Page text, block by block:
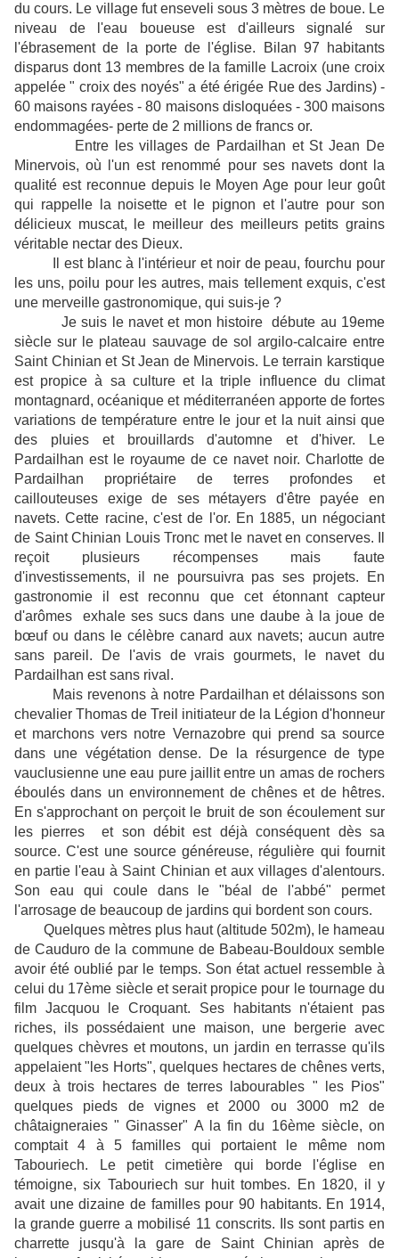
du cours. Le village fut enseveli sous 3 mètres de boue. Le
niveau de l'eau boueuse est d'ailleurs signalé sur
l'ébrasement de la porte de l'église. Bilan 97 habitants
disparus dont 13 membres de la famille Lacroix (une croix
appelée " croix des noyés" a été érigée Rue des Jardins) -
60 maisons rayées - 80 maisons disloquées - 300 maisons
endommagées- perte de 2 millions de francs or.
Entre les villages de Pardailhan et St Jean De
Minervois, où l'un est renommé pour ses navets dont la
qualité est reconnue depuis le Moyen Age pour leur goût
qui rappelle la noisette et le pignon et l'autre pour son
délicieux muscat, le meilleur des meilleurs petits grains
véritable nectar des Dieux.
Il est blanc à l'intérieur et noir de peau, fourchu pour
les uns, poilu pour les autres, mais tellement exquis, c'est
une merveille gastronomique, qui suis-je ?
Je suis le navet et mon histoire débute au 19eme
siècle sur le plateau sauvage de sol argilo-calcaire entre
Saint Chinian et St Jean de Minervois. Le terrain karstique
est propice à sa culture et la triple influence du climat
montagnard, océanique et méditerranéen apporte de fortes
variations de température entre le jour et la nuit ainsi que
des pluies et brouillards d'automne et d'hiver. Le
Pardailhan est le royaume de ce navet noir. Charlotte de
Pardailhan propriétaire de terres profondes et
caillouteuses exige de ses métayers d'être payée en
navets. Cette racine, c'est de l'or. En 1885, un négociant
de Saint Chinian Louis Tronc met le navet en conserves. Il
reçoit plusieurs récompenses mais faute
d'investissements, il ne poursuivra pas ses projets. En
gastronomie il est reconnu que cet étonnant capteur
d'arômes exhale ses sucs dans une daube à la joue de
bœuf ou dans le célèbre canard aux navets; aucun autre
sans pareil. De l'avis de vrais gourmets, le navet du
Pardailhan est sans rival.
Mais revenons à notre Pardailhan et délaissons son
chevalier Thomas de Treil initiateur de la Légion d'honneur
et marchons vers notre Vernazobre qui prend sa source
dans une végétation dense. De la résurgence de type
vauclusienne une eau pure jaillit entre un amas de rochers
éboulés dans un environnement de chênes et de hêtres.
En s'approchant on perçoit le bruit de son écoulement sur
les pierres et son débit est déjà conséquent dès sa
source. C'est une source généreuse, régulière qui fournit
en partie l'eau à Saint Chinian et aux villages d'alentours.
Son eau qui coule dans le "béal de l'abbé" permet
l'arrosage de beaucoup de jardins qui bordent son cours.
Quelques mètres plus haut (altitude 502m), le hameau
de Cauduro de la commune de Babeau-Bouldoux semble
avoir été oublié par le temps. Son état actuel ressemble à
celui du 17ème siècle et serait propice pour le tournage du
film Jacquou le Croquant. Ses habitants n'étaient pas
riches, ils possédaient une maison, une bergerie avec
quelques chèvres et moutons, un jardin en terrasse qu'ils
appelaient "les Horts", quelques hectares de chênes verts,
deux à trois hectares de terres labourables " les Pios"
quelques pieds de vignes et 2000 ou 3000 m2 de
châtaigneraies " Ginasser" A la fin du 16ème siècle, on
comptait 4 à 5 familles qui portaient le même nom
Tabouriech. Le petit cimetière qui borde l'église en
témoigne, six Tabouriech sur huit tombes. En 1820, il y
avait une dizaine de familles pour 90 habitants. En 1914,
la grande guerre a mobilisé 11 conscrits. Ils sont partis en
charrette jusqu'à la gare de Saint Chinian après de